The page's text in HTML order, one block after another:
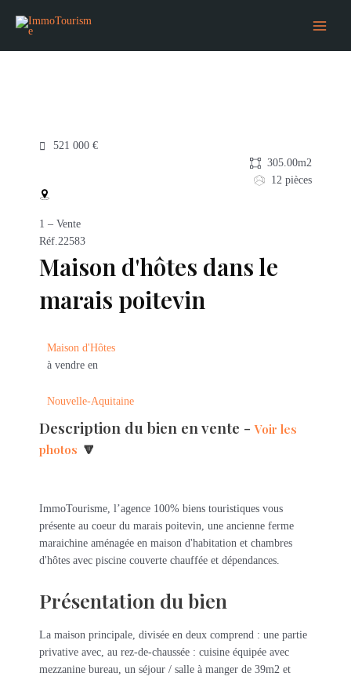
521 000 €
305.00m2
12 pièces
1 – Vente
Réf.22583
Maison d'hôtes dans le
marais poitevin
Maison d'Hôtes
à vendre en
Nouvelle-Aquitaine
Description du bien en vente -Voir les
photos 🔽
ImmoTourisme, l’agence 100% biens touristiques vous
présente au coeur du marais poitevin, une ancienne ferme
maraichine aménagée en maison d'habitation et chambres
d'hôtes avec piscine couverte chauffée et dépendances.
Présentation du bien
La maison principale, divisée en deux comprend : une partie
privative avec, au rez-de-chaussée : cuisine équipée avec
mezzanine bureau, un séjour / salle à manger de 39m2 et